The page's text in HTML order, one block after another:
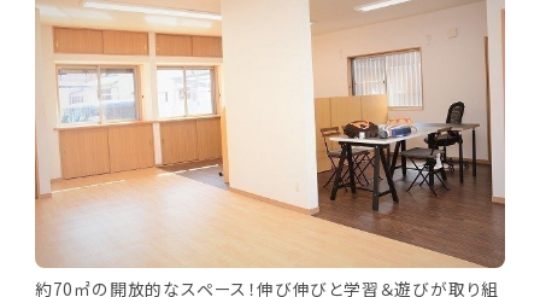
約70㎡の開放的なスペース！伸び伸びと学習＆遊びが取り組